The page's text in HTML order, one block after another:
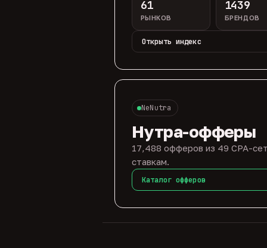
61
РЫНКОВ
1439
БРЕНДОВ
Открыть индекс
NeNutra
Нутра-офферы
17,488 офферов из 49 CPA-
ставкам.
Каталог офферов